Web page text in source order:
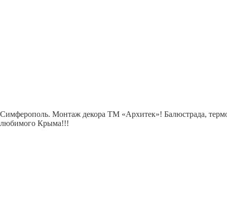
Симферополь. Монтаж декора ТМ «Архитек»! Балюстрада,
любимого Крыма!!!